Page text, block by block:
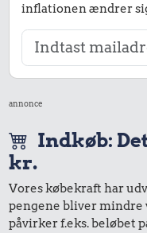
inflationen ændrer
annonce
Indkøb:
kr.
Vores købekraft har
pengene bliver mindre
påvirker f.eks. beløbet